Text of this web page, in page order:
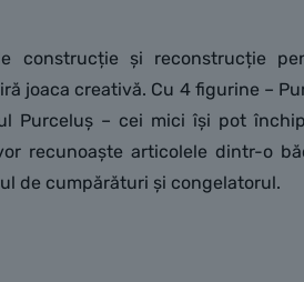
construcție și reconstrucție
joaca creativă. Cu 4 figurine –
Purceluș – cei mici își pot
recunoaște articolele dintr-o
de cumpărături și congelatorul.